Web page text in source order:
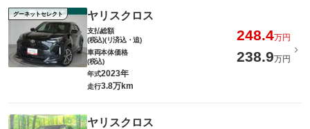
グーネットセレクト ヤリスクロス
支払総額
(税込)(リ済込・追)
248.4万円
車両本体価格
(税込)
238.9万円
年式2023年
走行3.8万km
ヤリスクロス